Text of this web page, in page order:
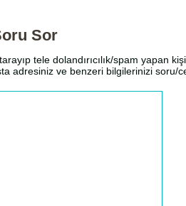
Sor
tele dolandırıcılık/spam yapan
adresiniz ve benzeri bilgilerinizi soru/